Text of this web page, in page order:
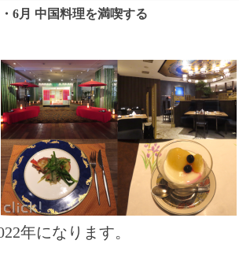
6月 中国料理を満喫する
年になります。